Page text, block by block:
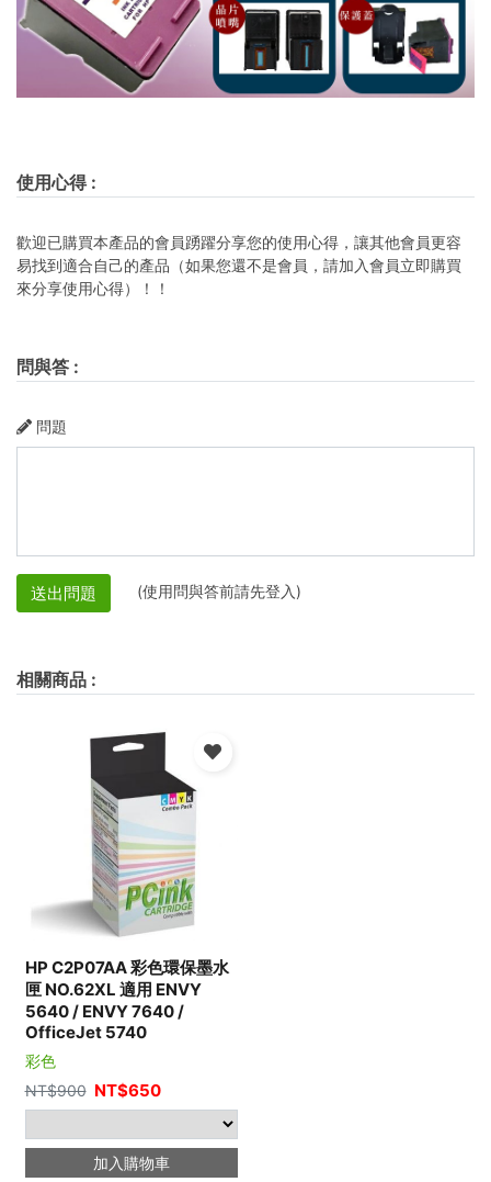
使用心得:
歡迎已購買本產品的會員踴躍分享您的使用心得，讓其他會員更容
易找到適合自己的產品（如果您還不是會員，請加入會員立即購買
來分享使用心得）！！
問與答 :
問題
送出問題 (使用問與答前請先登入)
相關商品 :
HP C2P07AA 彩色環保墨水
匣 NO.62XL 適用 ENVY
5640 / ENVY 7640 /
OfficeJet 5740
彩色
NT$900 NT$650
加入購物車